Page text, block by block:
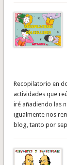
Recopilatorio en
actividades que
iré añadiendo las
igualmente nos
blog, tanto por